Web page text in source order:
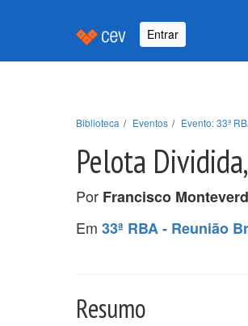
Entrar
Biblioteca Eventos Evento: 33ª
Pelota
Por Francisco
Em 33ª RBA - Reunião
Resumo